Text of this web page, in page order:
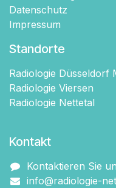
Datenschutz
Impressum
Standorte
Radiologie Düsseldorf
Radiologie Viersen
Radiologie Nettetal
Kontakt
Kontaktieren Sie
info@radiologie-